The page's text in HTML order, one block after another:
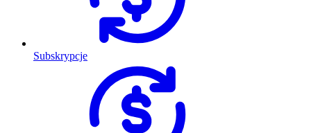
Subskrypcje